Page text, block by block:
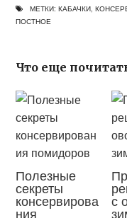
МЕТКИ:КАБАЧКИ,
ПОСТНОЕ
Что еще
Полезные
секреты
консервирова
ния
с